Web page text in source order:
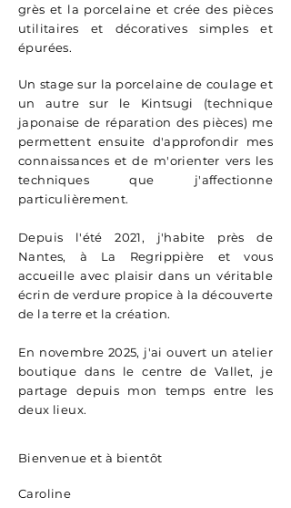
grès et la porcelaine et crée des pièces
utilitaires et décoratives simples et
épurées.
Un stage sur la porcelaine de coulage et
un autre sur le Kintsugi (technique
japonaise de réparation des pièces) me
permettent ensuite d'approfondir mes
connaissances et de m'orienter vers les
techniques que j'affectionne
particulièrement.
Depuis l'été 2021, j'habite près de
Nantes, à La Regrippière et vous
accueille avec plaisir dans un véritable
écrin de verdure propice à la découverte
de la terre et la création.
En novembre 2025, j'ai ouvert un atelier
boutique dans le centre de Vallet, je
partage depuis mon temps entre les
deux lieux.
Bienvenue et à bientôt
Caroline